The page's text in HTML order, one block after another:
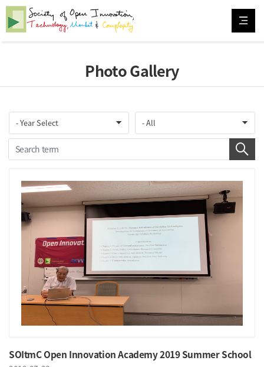
Photo Gallery
SOItmC Open Innovation Academy 2019 Summer School